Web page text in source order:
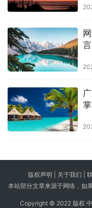
版权声明 | 关于我们
本站部分文章来源于网络，如
Copyright © 2022 版权